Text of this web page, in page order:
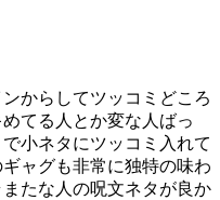
からしてツッコミどころ
てる人とか変な人ばっ
小ネタにツッコミ入れて
ャグも非常に独特の味わ
たな人の呪文ネタが良か